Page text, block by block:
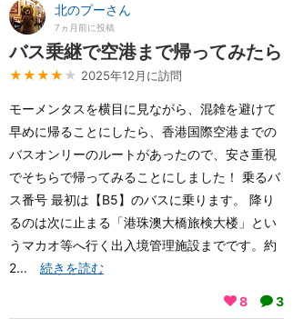
北のプーさん
7ヵ月前に投稿
バス乗継で空港まで帰ってみたら
★★★★ ★ 2025年12月に訪問
モーメンタスを横目に見ながら、混雑を避けて
早めに帰ることにしたら、香港国際空港までの
バスオンリーのルートがあったので、安さ重視
でそちらで帰ってみることにしました！ 乗るバ
ス番号 最初は【B5】のバスに乗ります。 降り
るのは次に止まる「港珠澳大橋旅検大楼」とい
うマカオ等へ行く出入境管理施設までです。約
2... 続きを読む
8 3